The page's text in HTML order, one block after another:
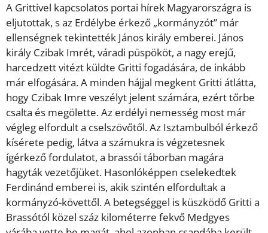
A Grittivel kapcsolatos portai hírek Magyarországra is
eljutottak, s az Erdélybe érkező „kormányzót” már
ellenségnek tekintették János király emberei. János
király Czibak Imrét, váradi püspököt, a nagy erejű,
harcedzett vitézt küldte Gritti fogadására, de inkább
már elfogására. A minden hájjal megkent Gritti átlátta,
hogy Czibak Imre veszélyt jelent számára, ezért tőrbe
csalta és megölette. Az erdélyi nemesség most már
végleg elfordult a cselszövőtől. Az Isztambulból érkező
kísérete pedig, látva a számukra is végzetesnek
ígérkező fordulatot, a brassói táborban magára
hagyták vezetőjüket. Hasonlóképpen cselekedtek
Ferdinánd emberei is, akik szintén elfordultak a
kormányzó-követtől. A betegséggel is küszködő Gritti a
Brassótól közel száz kilométerre fekvő Medgyes